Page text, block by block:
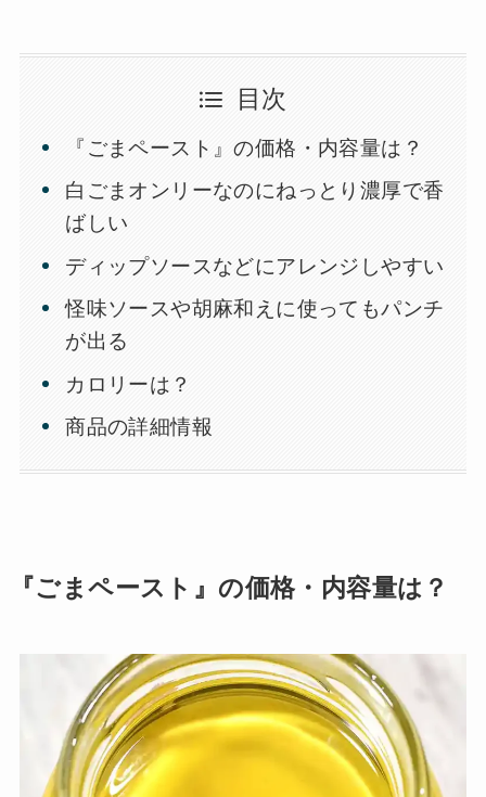
目次
『ごまペースト』の価格・内容量は？
白ごまオンリーなのにねっとり濃厚で香
ばしい
ディップソースなどにアレンジしやすい
怪味ソースや胡麻和えに使ってもパンチ
が出る
カロリーは？
商品の詳細情報
『ごまペースト』の価格・内容量は？